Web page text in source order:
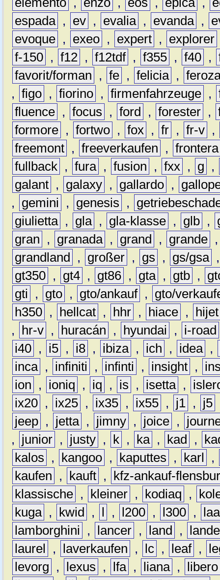
espada , ev , evalia , evanda ,
evoque , exeo , expert , explorer
f-150 , f12 , f12tdf , f355 , f40 ,
favorit/forman
, fe , felicia ,
, figo , fiorino , firmenfahrzeuge ,
fluence , focus , ford , forester ,
formore , fortwo , fox , fr , fr-v ,
freemont , freeverkaufen , frontera
fullback , fura , fusion , fxx , g
,
galant , galaxy , gallardo ,
,
gemini , genesis ,
giulietta , gla , gla-klasse , glb ,
gran
, granada , grand , grande
grandland
, großer , gs , gs/gsa
gt350 , gt4 , gt86 , gta , gtb ,
gti
, gto , gto/ankauf ,
gto/
h350 , hellcat , hhr , hiace ,
hijet
,
hr-v , huracán , hyundai ,
i-road
i40 , i5 , i8 , ibiza , ich , idea ,
inca , infiniti , infinti , insight ,
ion
, ioniq , iq , is , isetta ,
ix20 , ix25 , ix35 , ix55 , j1 , j5
jeep , jetta , jimny , joice ,
,
junior , justy , k , ka , kad ,
kalos
, kangoo , kaputtes , karl
,
kaufen
, kauft ,
kfz-ankauf-
klassische , kleiner , kodiaq ,
kuga , kwid , l , l200 , l300 ,
lamborghini
, lancer , land ,
laurel
, laverkaufen , lc , leaf ,
levorg
, lexus , lfa , liana ,
libero